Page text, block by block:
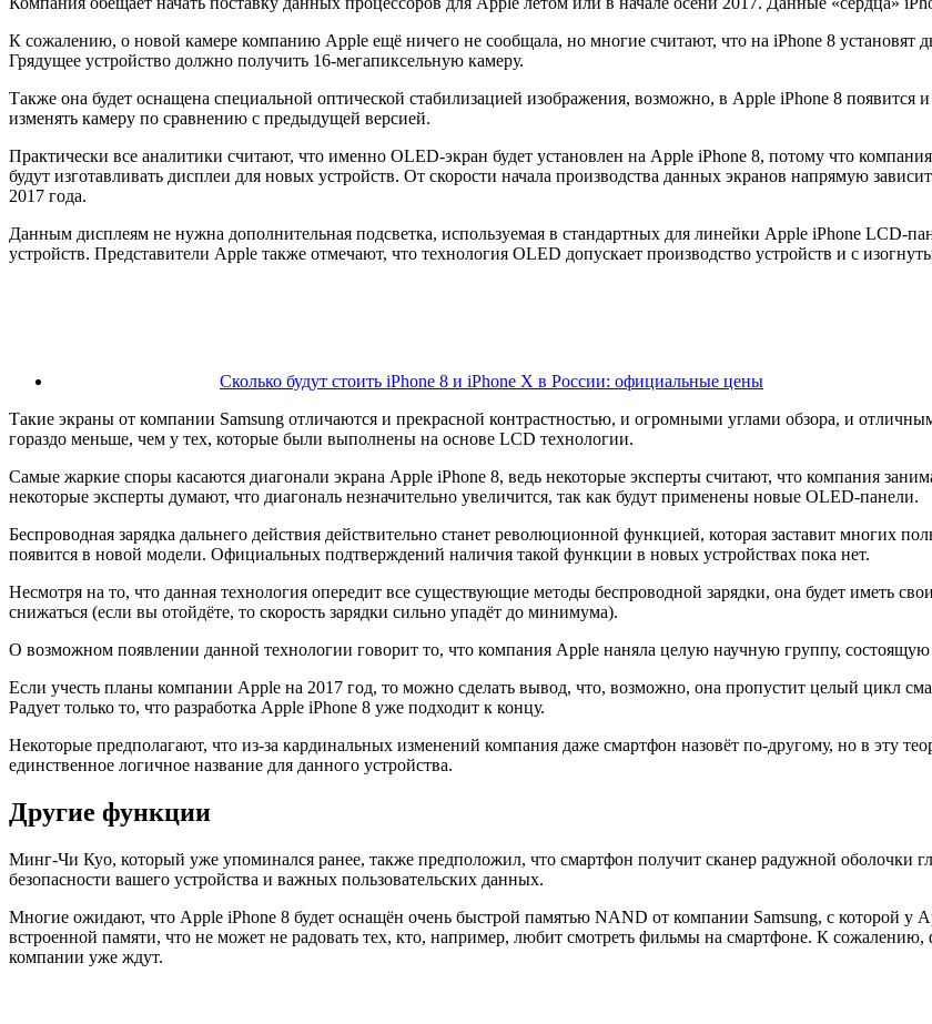
К сожалению, о новой камере компанию Apple ещё ничего не сообщала, но многие считают, что на iPhone 8 установят
Грядущее устройство должно получить 16-мегапиксельную камеру.
Также она будет оснащена специальной оптической стабилизацией изображения, возможно, в Apple iPhone 8
изменять камеру по сравнению с предыдущей версией.
Практически все аналитики считают, что именно OLED-экран будет установлен на Apple iPhone 8, потому что
будут изготавливать дисплеи для новых устройств. От скорости начала производства данных экранов напрямую
2017 года.
Данным дисплеям не нужна дополнительная подсветка, используемая в стандартных для линейки Apple iPhone LCD-
устройств. Представители Apple также отмечают, что технология OLED допускает производство устройств и с
Сколько будут стоить iPhone 8 и iPhone X в России: официальные цены
Такие экраны от компании Samsung отличаются и прекрасной контрастностью, и огромными углами обзора, и
гораздо меньше, чем у тех, которые были выполнены на основе LCD технологии.
Самые жаркие споры касаются диагонали экрана Apple iPhone 8, ведь некоторые эксперты считают, что компания
некоторые эксперты думают, что диагональ незначительно увеличится, так как будут применены новые OLED-панели.
Беспроводная зарядка дальнего действия действительно станет революционной функцией, которая заставит многих
появится в новой модели. Официальных подтверждений наличия такой функции в новых устройствах пока нет.
Несмотря на то, что данная технология опередит все существующие методы беспроводной зарядки, она будет иметь
снижаться (если вы отойдёте, то скорость зарядки сильно упадёт до минимума).
О возможном появлении данной технологии говорит то, что компания Apple наняла целую научную группу, состоящую
Если учесть планы компании Apple на 2017 год, то можно сделать вывод, что, возможно, она пропустит целый цикл
Радует только то, что разработка Apple iPhone 8 уже подходит к концу.
Некоторые предполагают, что из-за кардинальных изменений компания даже смартфон назовёт по-другому, но в эту
единственное логичное название для данного устройства.
Другие функции
Минг-Чи Куо, который уже упоминался ранее, также предположил, что смартфон получит сканер радужной оболочки
безопасности вашего устройства и важных пользовательских данных.
Многие ожидают, что Apple iPhone 8 будет оснащён очень быстрой памятью NAND от компании Samsung, с которой у
встроенной памяти, что не может не радовать тех, кто, например, любит смотреть фильмы на смартфоне. К
компании уже ждут.